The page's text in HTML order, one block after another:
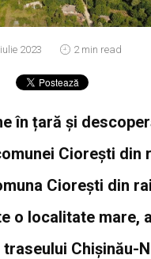
2023 2 min read
în țară și
Ciorești din
Ciorești din
o localitate mare,
Chișinău-